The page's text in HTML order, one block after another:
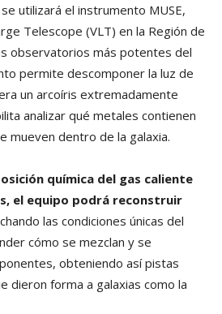
utilizará el instrumento MUSE,
Telescope (VLT) en la Región de
observatorios más potentes del
permite descomponer la luz de
un arcoíris extremadamente
analizar qué metales contienen
mueven dentro de la galaxia.
química del gas caliente
el equipo podrá reconstruir
las condiciones únicas del
cómo se mezclan y se
obteniendo así pistas
dieron forma a galaxias como la